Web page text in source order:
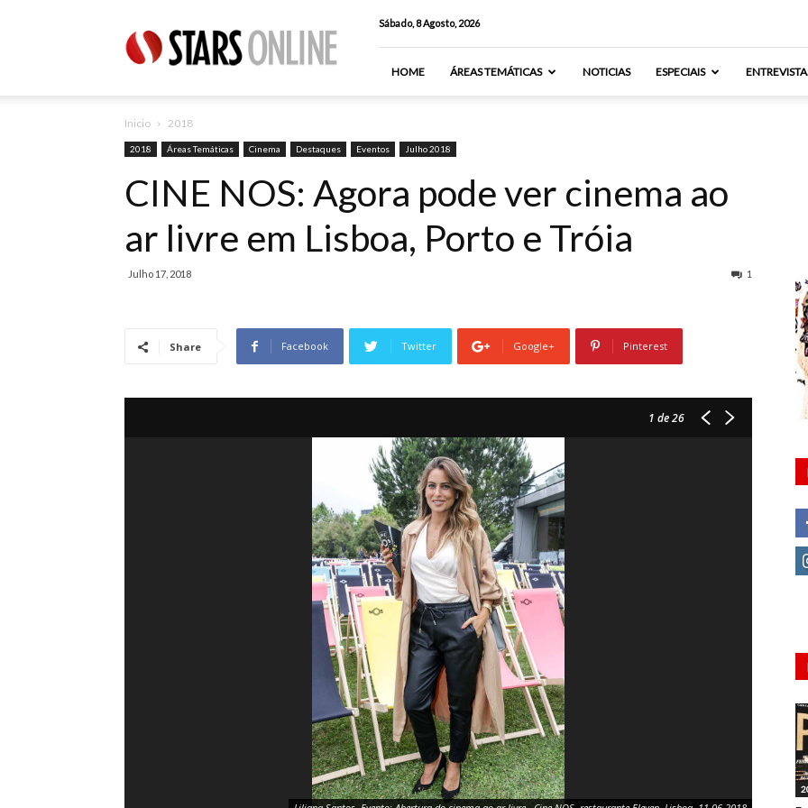
Online
Sábado, 8 Agosto, 2026
HOME ÁREAS TEMÁTICAS NOTICIAS ESPECIAIS
Inicio 2018
2018 Áreas Temáticas Cinema Destaques Eventos Julho 2018
CINE NOS: Agora pode ver cinema ao
ar livre em Lisboa, Porto e Tróia
Julho 17, 2018 1
Share Facebook Twitter Google+ Pinterest
1 de 26